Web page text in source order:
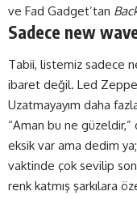
ve Fad Gadget’tan
Sadece new
Tabii, listemiz sadece
ibaret değil. Led
Uzatmayayım daha
“Aman bu ne
eksik var ama dedim
vaktinde çok sevilip
renk katmış şarkılara